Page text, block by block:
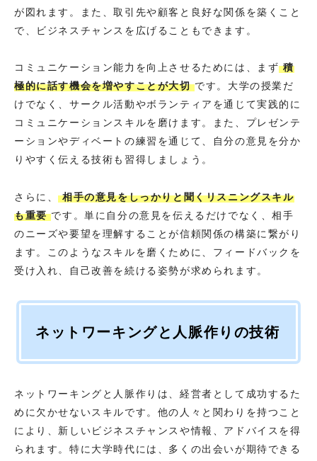
が図れます。また、取引先や顧客と良好な関係を築くこと
で、ビジネスチャンスを広げることもできます。
コミュニケーション能力を向上させるためには、まず積
極的に話す機会を増やすことが大切です。大学の授業だ
けでなく、サークル活動やボランティアを通じて実践的に
コミュニケーションスキルを磨けます。また、プレゼンテ
ーションやディベートの練習を通じて、自分の意見を分か
りやすく伝える技術も習得しましょう。
さらに、相手の意見をしっかりと聞くリスニングスキル
も重要です。単に自分の意見を伝えるだけでなく、相手
のニーズや要望を理解することが信頼関係の構築に繋がり
ます。このようなスキルを磨くために、フィードバックを
受け入れ、自己改善を続ける姿勢が求められます。
ネットワーキングと人脈作りの技術
ネットワーキングと人脈作りは、経営者として成功するた
めに欠かせないスキルです。他の人々と関わりを持つこと
により、新しいビジネスチャンスや情報、アドバイスを得
られます。特に大学時代には、多くの出会いが期待できる